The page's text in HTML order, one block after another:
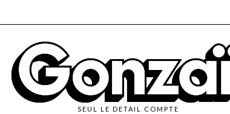
SEUL LE DETAIL COMPTE